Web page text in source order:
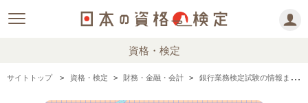
資格・検定
サイトトップ 資格・検定 財務・金融・会計 銀行業務検定試験の情報まとめ・口コミ・体験談